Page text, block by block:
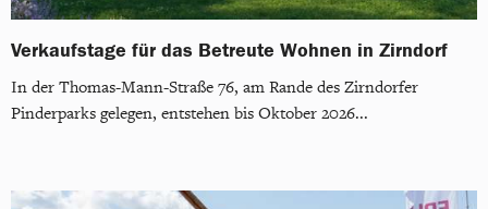
Verkaufstage für das Betreute Wohnen in Zirndorf
In der Thomas-Mann-Straße 76, am Rande des Zirndorfer
Pinderparks gelegen, entstehen bis Oktober 2026...